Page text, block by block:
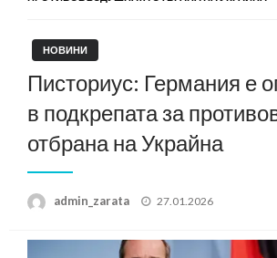
НОВИНИ
Писториус: Германия е
в подкрепата за
отбрана на Украйна
admin_zarata
Posted
27.01.2026